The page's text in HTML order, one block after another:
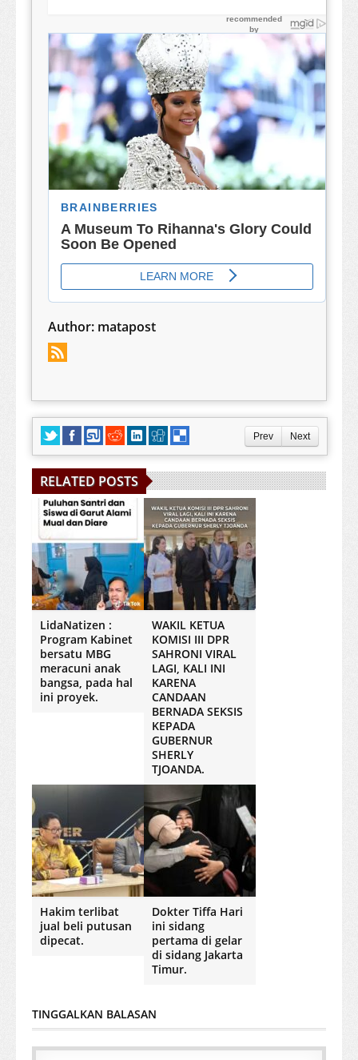
Author: matapost
Prev Next
RELATED POSTS
LidaNatizen :
Program Kabinet
bersatu MBG
meracuni anak
bangsa, pada hal
ini proyek.
WAKIL KETUA
KOMISI III DPR
SAHRONI VIRAL
LAGI, KALI INI
KARENA
CANDAAN
BERNADA SEKSIS
KEPADA
GUBERNUR
SHERLY
TJOANDA.
Hakim terlibat
jual beli putusan
dipecat.
Dokter Tiffa Hari
ini sidang
pertama di gelar
di sidang Jakarta
Timur.
TINGGALKAN BALASAN